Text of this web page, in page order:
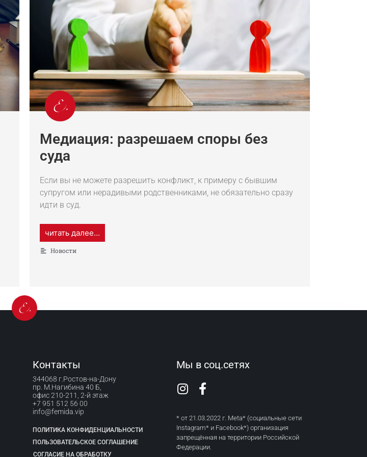
Медиация: разрешаем споры без
суда
Если вы не можете разрешить конфликт, к примеру с бывшим
супругом или нерадивыми родственниками, не обязательно сразу
идти в суд.
читать далее...
Новости
Контакты
344068 г.Ростов-на-Дону
пр. М.Нагибина 40 Б,
офис 210-211, 2-й этаж
+7 951 512 56 00
info@femida.vip
ПОЛИТИКА КОНФИДЕНЦИАЛЬНОСТИ
ПОЛЬЗОВАТЕЛЬСКОЕ СОГЛАШЕНИЕ
СОГЛАСИЕ НА ОБРАБОТКУ
Мы в соц.сетях
* от 21.03.2022 г. Meta* (социальные сети
Instagram* и Facebook*) организация
запрещённая на территории Российской
Федерации.